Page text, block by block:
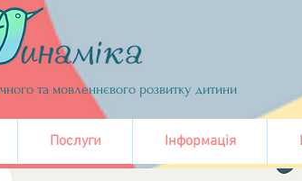
та мовленнєвого розвитку дитини
Послуги Інформація